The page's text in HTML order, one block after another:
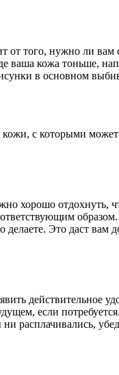
того, нужно ли вам
ваша кожа тоньше,
в основном
с которыми
хорошо отдохнуть,
Это даст вам
действительное
если
расплачивались,